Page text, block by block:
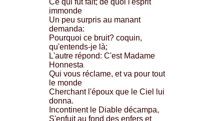
Ce qui fut fait; de quoi l'esprit
immonde
Un peu surpris au manant
demanda:
Pourquoi ce bruit? coquin,
qu'entends-je là;
L'autre répond: C'est Madame
Honnesta
Qui vous réclame, et va pour tout
le monde
Cherchant l'époux que le Ciel lui
donna.
Incontinent le Diable décampa,
S'enfuit au fond des enfers et